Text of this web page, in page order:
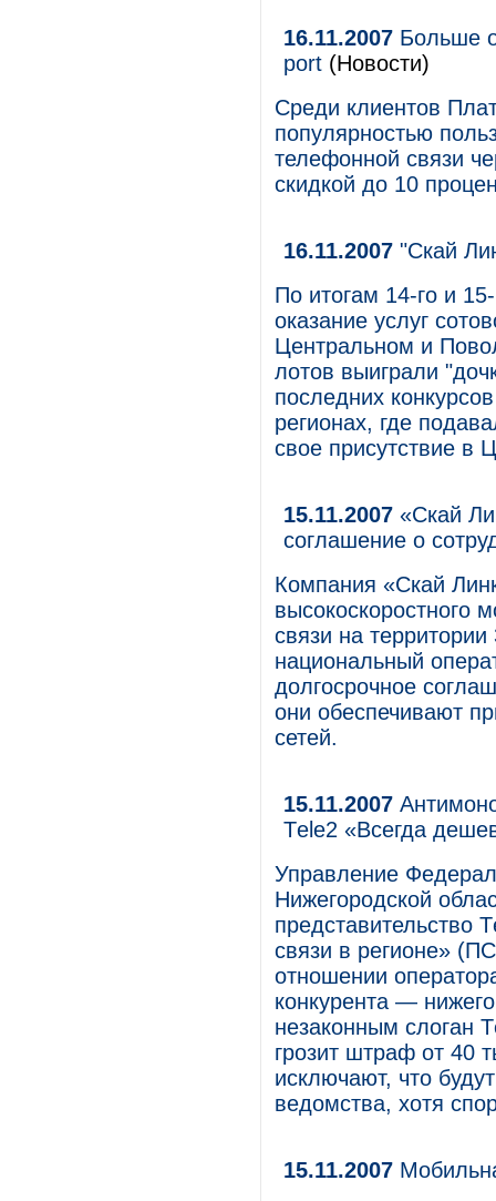
16.11.2007 Больше
port (Новости)
Среди клиентов
популярностью
телефонной связи
скидкой до 10
16.11.2007 "Скай
По итогам 14-го и
оказание услуг
Центральном и
лотов выиграли
последних
регионах, где
свое присутствие в
15.11.2007 «Скай
соглашение о
Компания «Скай
высокоскоростного
связи на
национальный
долгосрочное
они обеспечивают
сетей.
15.11.2007
Тele2 «Всегда
Управление
Нижегородской
связи в регионе»
отношении
конкурента —
незаконным слоган
грозит штраф от 40
исключают, что
ведомства, хотя
15.11.2007